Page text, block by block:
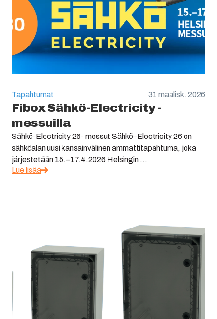
Tapahtumat 31 maalisk. 2026
Fibox Sähkö-Electricity -
messuilla
Sähkö-Electricity 26- messut Sähkö–Electricity 26 on
sähköalan uusi kansainvälinen ammattitapahtuma, joka
järjestetään 15.–17.4.2026 Helsingin ...
Lue lisää